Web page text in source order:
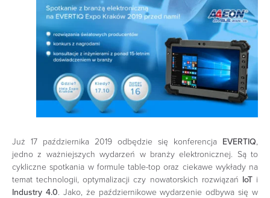
Już 17 października 2019 odbędzie się konferencja EVERTIQ,
jedno z ważniejszych wydarzeń w branży elektronicznej. Są to
cykliczne spotkania w formule table-top oraz ciekawe wykłady na
temat technologii, optymalizacji czy nowatorskich rozwiązań IoTi
Industry 4.0. Jako, że październikowe wydarzenie odbywa się w